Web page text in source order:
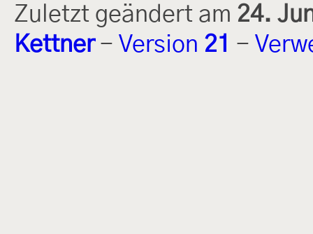
Zuletzt geändert am 24.
Kettner- Version 21 -